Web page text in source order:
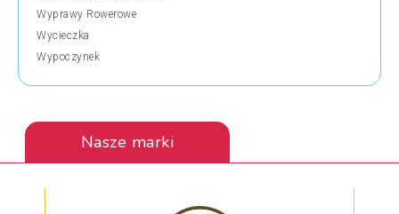
Wyprawy Rowerowe
Wycieczka
Wypoczynek
Nasze marki